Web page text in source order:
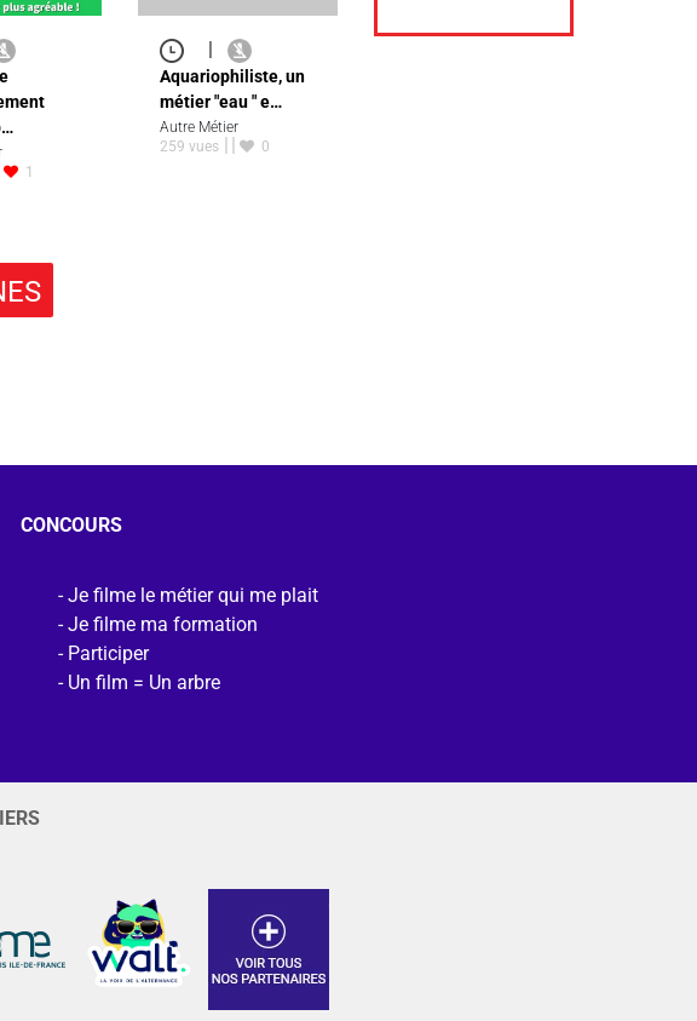
1
Aquariophiliste, un
métier "eau " e…
Autre Métier
259 vues
0
CONCOURS
Je filme le métier qui me plait
Je filme ma formation
Participer
Un film = Un arbre